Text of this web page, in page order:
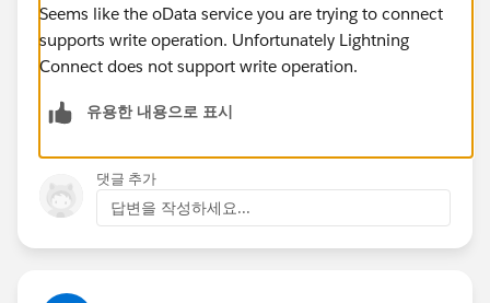
Seems like the oData service you are trying to connect
supports write operation. Unfortunately Lightning
Connect does not support write operation.
유용한 내용으로 표시
댓글 추가
답변을 작성하세요...